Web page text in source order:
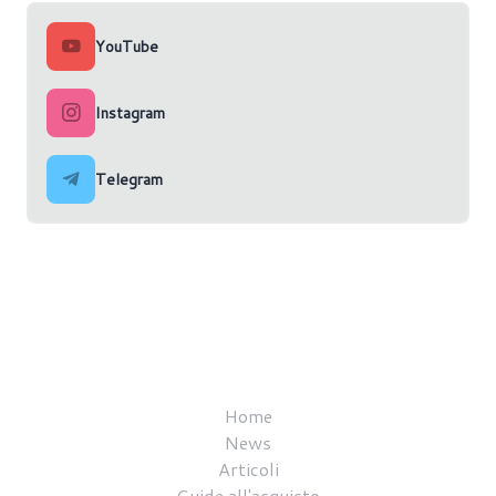
YouTube
Instagram
Telegram
Home
News
Articoli